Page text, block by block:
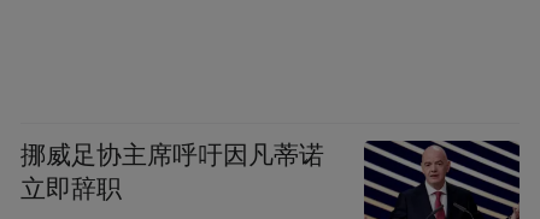
挪威足协主席呼吁因凡蒂诺
立即辞职